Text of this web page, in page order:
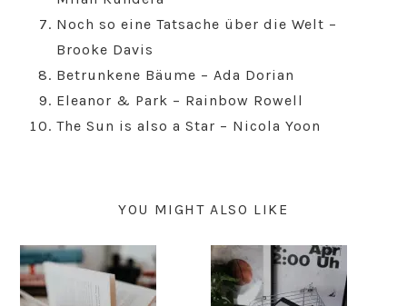
Noch so eine Tatsache über die Welt –
Brooke Davis
Betrunkene Bäume – Ada Dorian
Eleanor & Park – Rainbow Rowell
The Sun is also a Star – Nicola Yoon
YOU MIGHT ALSO LIKE